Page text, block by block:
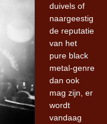
duivels of
naargeestig
de reputatie
van het
pure black
metal-genre
dan ook
mag zijn, er
wordt
vandaag